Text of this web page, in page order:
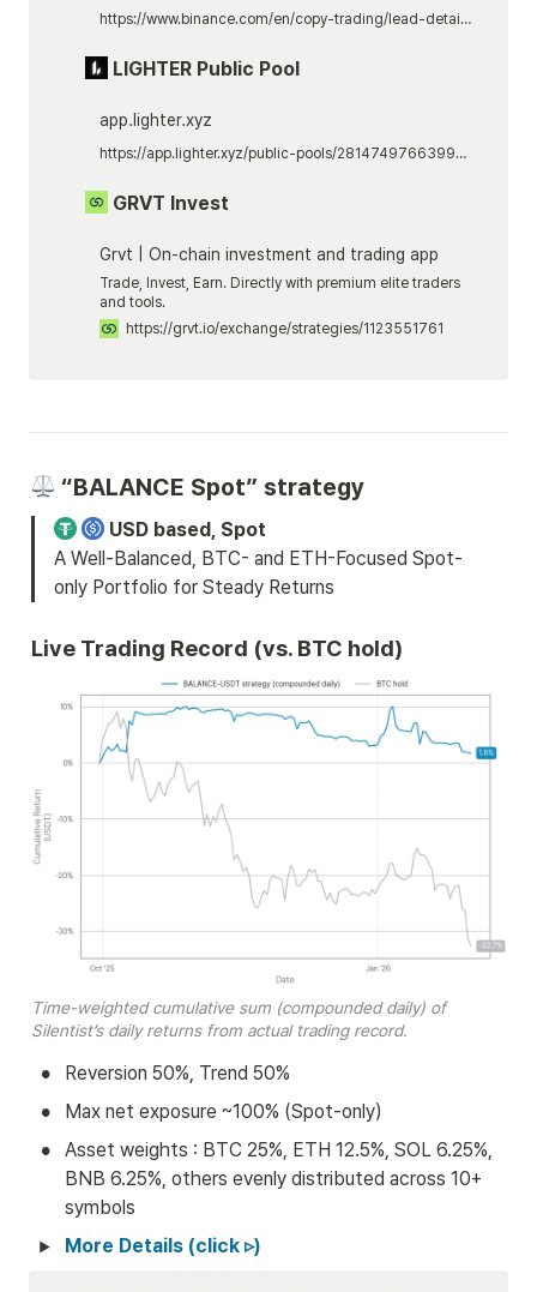
https://www.binance.com/en/copy-trading/lead-details/3977981893335066369?timeRange=180D
LIGHTER Public Pool
app.lighter.xyz
https://app.lighter.xyz/public-pools/281474976639900
GRVT Invest
Grvt | On-chain investment and trading app
Trade, Invest, Earn. Directly with premium elite traders
and tools.
https://grvt.io/exchange/strategies/1123551761
“BALANCE Spot” strategy
USD based, Spot
A Well-Balanced, BTC- and ETH-Focused Spot-
only Portfolio for Steady Returns
Live Trading Record (vs. BTC hold)
Time-weighted cumulative sum (compounded daily) of
Silentist’s daily returns from actual trading record.
• Reversion 50%, Trend 50%
• Max net exposure ~100% (Spot-only)
•
Asset weights : BTC 25%, ETH 12.5%, SOL 6.25%,
BNB 6.25%, others evenly distributed across 10+
symbols
More Details (click ▹)